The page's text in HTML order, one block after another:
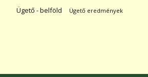
Ügető - belföld Ügető eredmények